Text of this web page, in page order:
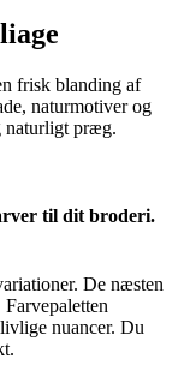
frisk blanding af
naturmotiver og
naturligt præg.
til dit broderi.
De næsten
nuancer. Du